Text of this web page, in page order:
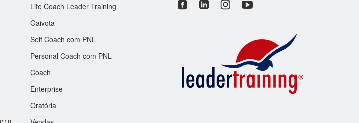
Life Coach Leader Training
Gaivota
Self Coach com PNL
Personal Coach com PNL
Coach
Enterprise
Oratória